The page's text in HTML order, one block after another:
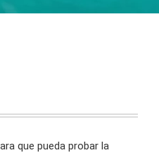
que pueda probar la